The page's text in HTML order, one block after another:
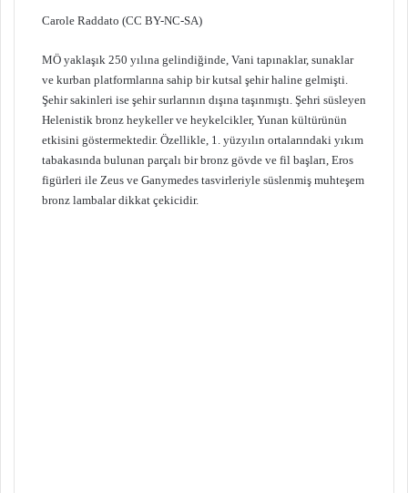
Carole Raddato (CC BY-NC-SA)
MÖ yaklaşık 250 yılına gelindiğinde, Vani tapınaklar, sunaklar
ve kurban platformlarına sahip bir kutsal şehir haline gelmişti.
Şehir sakinleri ise şehir surlarının dışına taşınmıştı. Şehri süsleyen
Helenistik bronz heykeller ve heykelcikler, Yunan kültürünün
etkisini göstermektedir. Özellikle, 1. yüzyılın ortalarındaki yıkım
tabakasında bulunan parçalı bir bronz gövde ve fil başları, Eros
figürleri ile Zeus ve Ganymedes tasvirleriyle süslenmiş muhteşem
bronz lambalar dikkat çekicidir.